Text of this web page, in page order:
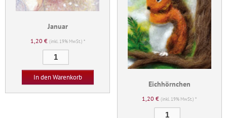
Januar
1,20 € (inkl. 19% MwSt.) *
Menge
In den Warenkorb
Eichhörnchen
1,20€ (inkl. 19% MwSt.) *